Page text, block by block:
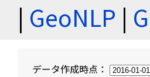
| GeoNLP |
データ作成時点：